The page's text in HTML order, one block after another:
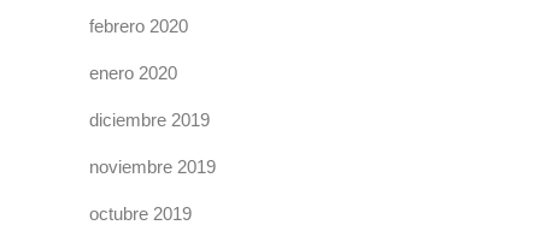
febrero 2020
enero 2020
diciembre 2019
noviembre 2019
octubre 2019